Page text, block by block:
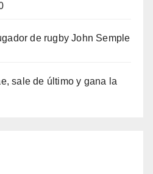
de rugby John Semple
sale de último y gana la